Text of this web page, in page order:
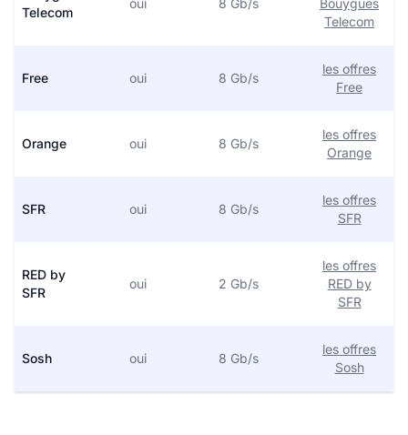
Telecom
oui 8 Gb/s
Bouygues
Telecom
Free oui 8 Gb/s
les offres
Free
Orange oui 8 Gb/s
les offres
Orange
SFR oui 8 Gb/s
les offres
SFR
RED by
SFR
oui 2 Gb/s
les offres
RED by
SFR
Sosh oui 8 Gb/s
les offres
Sosh